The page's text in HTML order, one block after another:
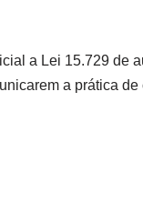
a Lei 15.729 de
a prática